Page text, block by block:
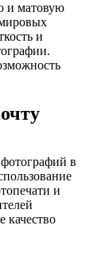
и матовую
и
в
и
качество